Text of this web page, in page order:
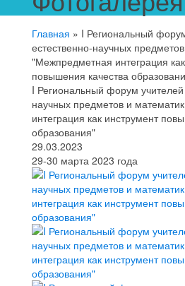
Главная » I Региональный
естественно-научных
"Межпредметная интеграция
повышения качества
I Региональный форум учителей
научных предметов и
интеграция как инструмент
образования"
29.03.2023
29-30 марта 2023 года